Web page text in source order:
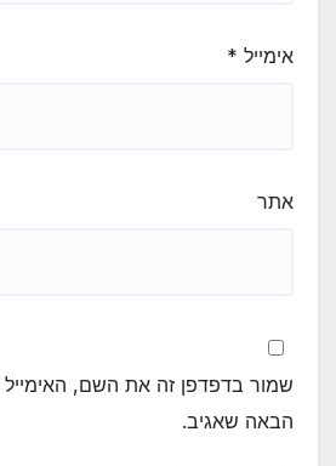
אימייל *
אתר
שמור בדפדפן זה את השם,
הבאה שאגיב.